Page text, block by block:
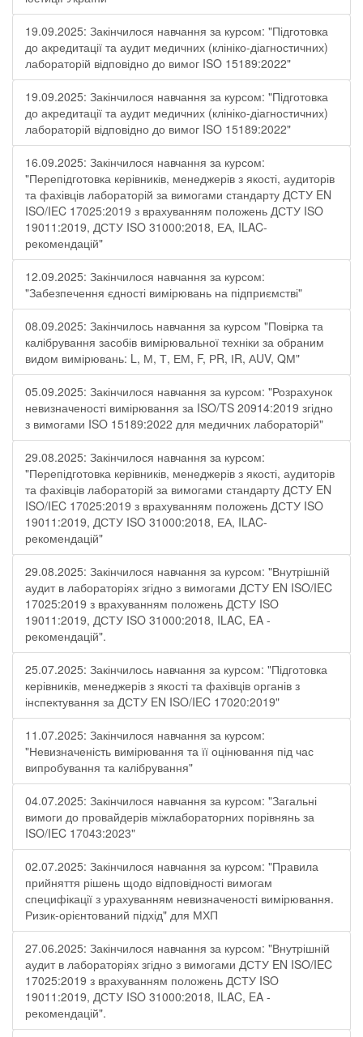
19.09.2025: Закінчилося навчання за курсом: "Підготовка
до акредитації та аудит медичних (клініко-діагностичних)
лабораторій відповідно до вимог ISO 15189:2022"
19.09.2025: Закінчилося навчання за курсом: "Підготовка
до акредитації та аудит медичних (клініко-діагностичних)
лабораторій відповідно до вимог ISO 15189:2022"
16.09.2025: Закінчилося навчання за курсом:
"Перепідготовка керівників, менеджерів з якості, аудиторів
та фахівців лабораторій за вимогами стандарту ДСТУ EN
ISO/IEC 17025:2019 з врахуванням положень ДСТУ ISO
19011:2019, ДСТУ ISO 31000:2018, ЕА, ILAC-
рекомендацій"
12.09.2025: Закінчилося навчання за курсом:
"Забезпечення єдності вимірювань на підприємстві"
08.09.2025: Закінчилось навчання за курсом "Повірка та
калібрування засобів вимірювальної техніки за обраним
видом вимірювань: L, М, Т, ЕМ, F, РR, ІR, АUV, QМ"
05.09.2025: Закінчилося навчання за курсом: "Розрахунок
невизначеності вимірювання за ISO/TS 20914:2019 згідно
з вимогами ISO 15189:2022 для медичних лабораторій"
29.08.2025: Закінчилося навчання за курсом:
"Перепідготовка керівників, менеджерів з якості, аудиторів
та фахівців лабораторій за вимогами стандарту ДСТУ EN
ISO/IEC 17025:2019 з врахуванням положень ДСТУ ISO
19011:2019, ДСТУ ISO 31000:2018, ЕА, ILAC-
рекомендацій"
29.08.2025: Закінчилося навчання за курсом: "Внутрішній
аудит в лабораторіях згідно з вимогами ДСТУ EN ISO/IEC
17025:2019 з врахуванням положень ДСТУ ISO
19011:2019, ДСТУ ISO 31000:2018, ILAC, EA -
рекомендацій".
25.07.2025: Закінчилось навчання за курсом: "Підготовка
керівників, менеджерів з якості та фахівців органів з
інспектування за ДСТУ EN ISO/IEC 17020:2019"
11.07.2025: Закінчилося навчання за курсом:
"Невизначеність вимірювання та її оцінювання під час
випробування та калібрування"
04.07.2025: Закінчилося навчання за курсом: "Загальні
вимоги до провайдерів міжлабораторних порівнянь за
ISO/IEC 17043:2023"
02.07.2025: Закінчилося навчання за курсом: "Правила
прийняття рішень щодо відповідності вимогам
специфікації з урахуванням невизначеності вимірювання.
Ризик-орієнтований підхід" для МХП
27.06.2025: Закінчилося навчання за курсом: "Внутрішній
аудит в лабораторіях згідно з вимогами ДСТУ EN ISO/IEC
17025:2019 з врахуванням положень ДСТУ ISO
19011:2019, ДСТУ ISO 31000:2018, ILAC, EA -
рекомендацій".